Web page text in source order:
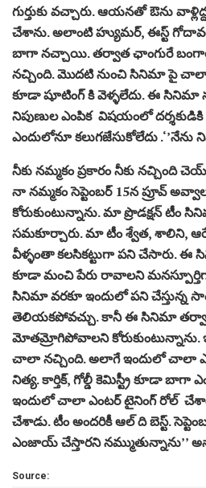
గుర్తుకు వచ్చారు. ఆయనతో ఔను
చేశాను. అలాంటి హ్యుమర్, ఈస్ట్
బాగా నచ్చాయి. తర్వాత ఛాంగురే
నచ్చింది. మొదటి నుంచి సినిమా పై చాలా
కూడా షూటింగ్ కి వెళ్ళలేదు. ఈ సినిమా
నిపుణుల ఎంపిక విషయంలో దర్శకుడికి
ఎందులోనూ కలుగజేసుకోలేదు .‘’నేను
నీకు నమ్మకం ప్రకారం నీకు నచ్చింది
నా నమ్మకం సెప్టెంబర్ 15న ప్రూవ్
కోరుకుంటున్నాను. మా ప్రొడక్షన్ టీం
సమకూర్చారు. మా టీం శ్వేత, శాలిని,
వీళ్ళంతా కలసికట్టుగా పని చేసారు.
కూడా మంచి పేరు రావాలని
సినిమా వరకూ ఇందులో పని చేస్తున్న
తెలియకపోవచ్చు. కానీ ఈ సినిమా తర్వాత
మోతమ్రోగిపోవాలని కోరుకుంటున్నాను.
చాలా నచ్చింది. అలాగే ఇందులో చాలా
నిత్య. కార్తిక్, గోల్డీ కెమిస్ట్రీ కూడా బాగా
ఇందులో చాలా ఎంటర్ టైనింగ్ రోల్
చేశాడు. టీం అందరికీ ఆల్ ది బెస్ట్.
ఎంజాయ్ చేస్తారని నమ్ముతున్నాను’’
Source: